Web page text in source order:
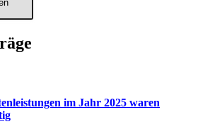
im Jahr 2025 waren